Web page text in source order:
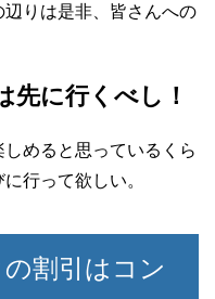
りは是非、皆さんへの
先に行くべし！
めると思っているくら
行って欲しい。
割引はコン